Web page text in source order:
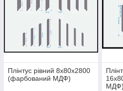
Плінтус рівний 8х80х2800
(фарбований МДФ)
МДФ)